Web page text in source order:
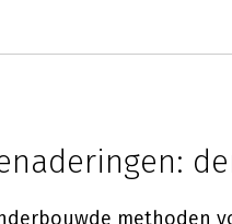
methoden